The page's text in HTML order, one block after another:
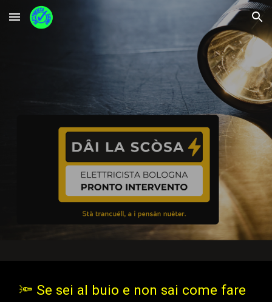
Skip to main content Skip to navigation
🔦 Se sei al buio e non sai come fare